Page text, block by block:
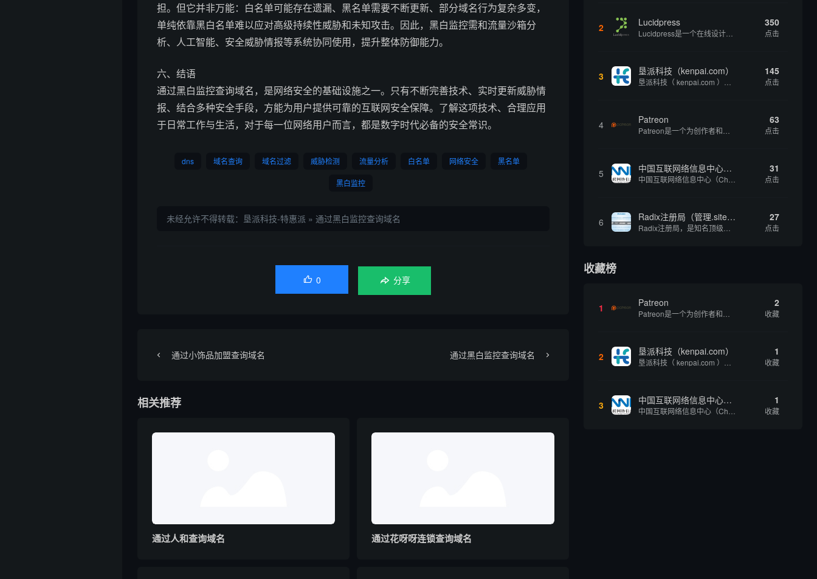
担。但它并非万能：白名单可能存在遗漏、黑名单需要不断更新、部分域名行为复杂多变，
单纯依靠黑白名单难以应对高级持续性威胁和未知攻击。因此，黑白监控需和流量沙箱分
析、人工智能、安全威胁情报等系统协同使用，提升整体防御能力。
六、结语
通过黑白监控查询域名，是网络安全的基础设施之一。只有不断完善技术、实时更新威胁情
报、结合多种安全手段，方能为用户提供可靠的互联网安全保障。了解这项技术、合理应用
于日常工作与生活，对于每一位网络用户而言，都是数字时代必备的安全常识。
dns 域名查询 域名过滤 威胁检测 流量分析 白名单 网络安全 黑名单
黑白监控
未经允许不得转载： 垦派科技-特惠派 » 通过黑白监控查询域名
 0 分享
通过小饰品加盟查询域名 通过黑白监控查询域名
相关推荐
通过人和查询域名 通过花呀呀连锁查询域名
2 Lucidpress 350
点击
3 垦派科技（kenpai.com） 145
点击
4 Patreon 63
点击
5 中国互联网络信息中心（CNNIC） 31
点击
6 Radix注册局（管理.site、.online等顶级域名） 27
点击
收藏榜
1 Patreon 2
收藏
2 垦派科技（kenpai.com） 1
收藏
3 中国互联网络信息中心（CNNIC） 1
收藏